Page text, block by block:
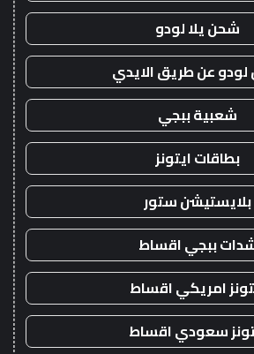
شحن يلا لودو
عن طريق الايدي
شعبية ببجي
بطاقات ايتونز
بلايستيشن ستور
ببجي اقساط
امريكي اقساط
سعودي اقساط